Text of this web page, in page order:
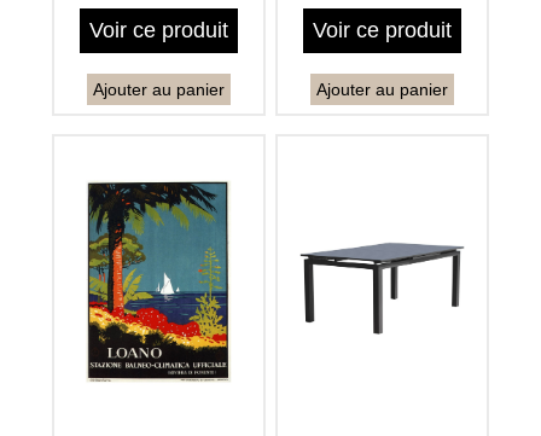
Voir ce produit
Ajouter au panier
Voir ce produit
Ajouter au panier